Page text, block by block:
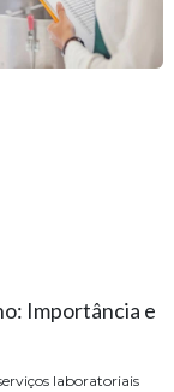
Importância e
laboratoriais